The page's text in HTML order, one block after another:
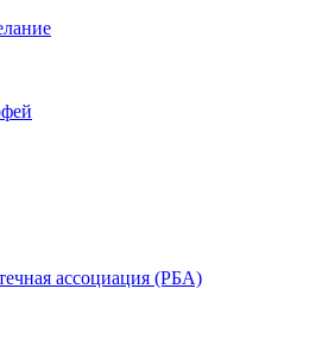
ассоциация (РБА)